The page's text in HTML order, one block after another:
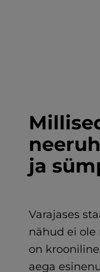
ja
Varajases
nähud ei ole
on
aega